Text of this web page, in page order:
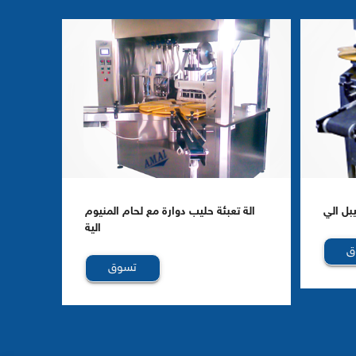
الي
الة تعبئة حليب دوارة مع لحام المنيوم
الية
تسوق